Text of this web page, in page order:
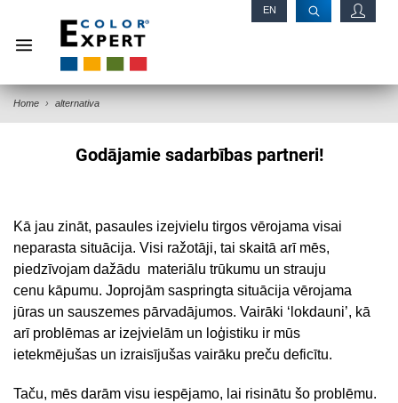
EN
Home alternativa
Godājamie sadarbības partneri!
Kā jau zināt, pasaules izejvielu tirgos vērojama visai
neparasta situācija. Visi ražotāji, tai skaitā arī mēs,
piedzīvojam dažādu materiālu trūkumu un strauju
cenu kāpumu. Joprojām saspringta situācija vērojama
jūras un sauszemes pārvadājumos. Vairāki ‘lokdauni’, kā
arī problēmas ar izejvielām un loģistiku ir mūs
ietekmējušas un izraisījušas vairāku preču deficītu.
Taču, mēs darām visu iespējamo, lai risinātu šo problēmu.